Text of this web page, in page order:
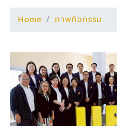
Home ภาพกิจกรรม